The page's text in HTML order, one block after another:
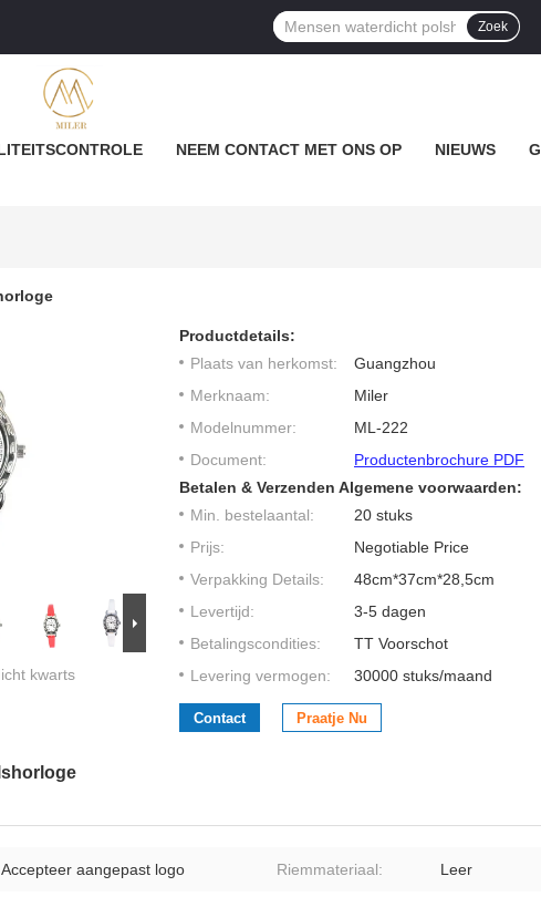
Zoek
NEEM CONTACT MET ONS OP NIEUWS
kwarts
Productdetails:
Plaats van herkomst:
Guangzhou
Merknaam:
Miler
Modelnummer:
ML-222
Document:
Productenbrochure PDF
Betalen & Verzenden Algemene voorwaarden:
Min. bestelaantal:
20 stuks
Prijs:
Negotiable Price
Verpakking Details:
48cm*37cm*28,5cm
Levertijd:
3-5 dagen
Betalingscondities:
TT Voorschot
Levering vermogen:
30000 stuks/maand
Contact Praatje Nu
Accepteer aangepast logo Riemmateriaal: Leer